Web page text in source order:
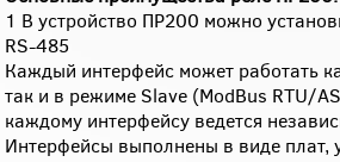
1 В устройство ПР200 можно
RS-485
Каждый интерфейс может работать
так и в режиме Slave (ModBus RTU/
каждому интерфейсу ведется
Интерфейсы выполнены в виде плат,